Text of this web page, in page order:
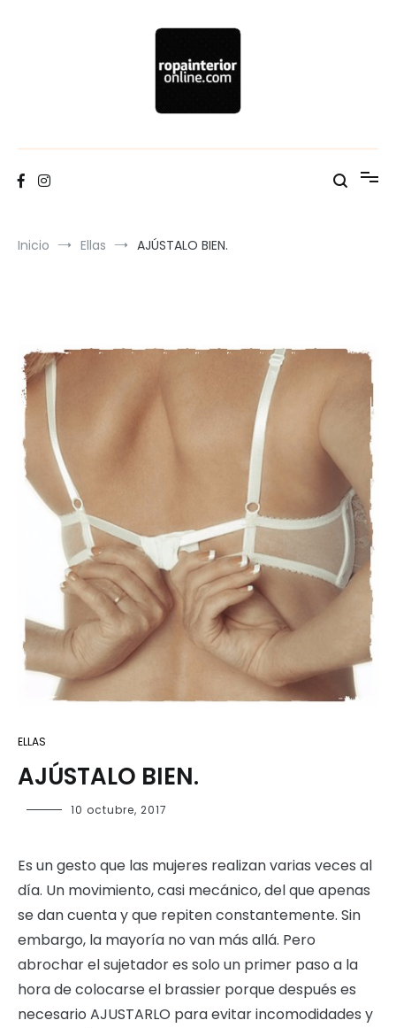
Inicio Ellas AJÚSTALO BIEN.
ELLAS
AJÚSTALO BIEN.
10 octubre, 2017
Es un gesto que las mujeres realizan varias veces al
día. Un movimiento, casi mecánico, del que apenas
se dan cuenta y que repiten constantemente. Sin
embargo, la mayoría no van más allá. Pero
abrochar el sujetador es solo un primer paso a la
hora de colocarse el brassier porque después es
necesario AJUSTARLO para evitar incomodidades y